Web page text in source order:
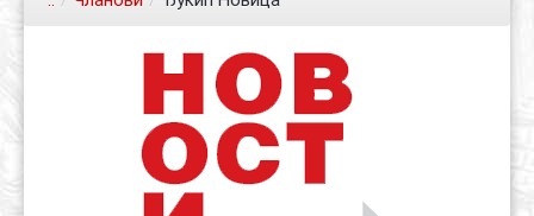
Уметник стрипа и духа Геза Шетет
(Биографија и стрипографија)